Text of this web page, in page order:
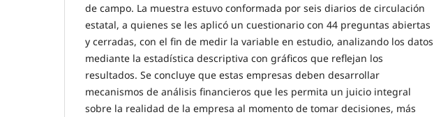
de campo. La muestra estuvo conformada por seis diarios de circulación
estatal, a quienes se les aplicó un cuestionario con 44 preguntas abiertas
y cerradas, con el fin de medir la variable en estudio, analizando los datos
mediante la estadística descriptiva con gráficos que reflejan los
resultados. Se concluye que estas empresas deben desarrollar
mecanismos de análisis financieros que les permita un juicio integral
sobre la realidad de la empresa al momento de tomar decisiones, más